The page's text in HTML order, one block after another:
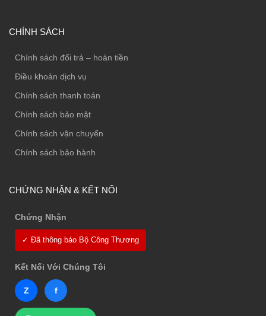
CHÍNH SÁCH
Chính sách đổi trả – hoàn tiền
Điều khoản dịch vụ
Chính sách thanh toán
Chính sách bảo mật
Chính sách vận chuyển
Chính sách bảo hành
CHỨNG NHẬN & KẾT NỐI
Chứng Nhận
✓ Đã thông báo Bộ Công Thương
Kết Nối Với Chúng Tôi
Z f